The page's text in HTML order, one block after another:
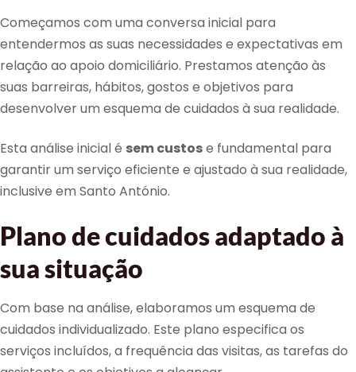
Começamos com uma conversa inicial para
entendermos as suas necessidades e expectativas em
relação ao apoio domiciliário. Prestamos atenção às
suas barreiras, hábitos, gostos e objetivos para
desenvolver um esquema de cuidados à sua realidade.
Esta análise inicial é sem custose fundamental para
garantir um serviço eficiente e ajustado à sua realidade,
inclusive em Santo António.
Plano de cuidados adaptado à
sua situação
Com base na análise, elaboramos um esquema de
cuidados individualizado. Este plano especifica os
serviços incluídos, a frequência das visitas, as tarefas do